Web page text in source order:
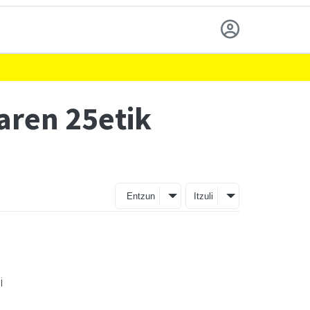
25etik
Entzun Itzuli